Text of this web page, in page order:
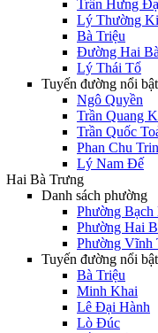
Trần Hưng
Lý Thường
Bà Triệu
Đường Hai
Lý Thái Tổ
Tuyến đường nổi bật
Ngô Quyền
Trần Quang
Trần Quốc
Phan Chu
Lý Nam Đế
Hai Bà Trưng
Danh sách phường
Phường Bạch
Phường Hai
Phường Vĩnh
Tuyến đường nổi bật
Bà Triệu
Minh Khai
Lê Đại Hành
Lò Đúc